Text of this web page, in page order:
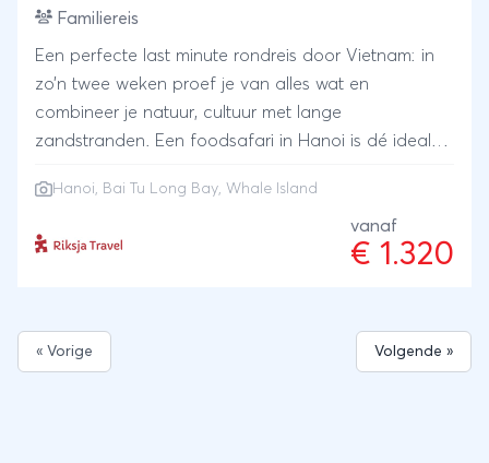
Familiereis
Een perfecte last minute rondreis door Vietnam: in
zo’n twee weken proef je van alles wat en
combineer je natuur, cultuur met lange
zandstranden. Een foodsafari in Hanoi is dé ideale
groene rijstterrassen en sluit je de dag af met een
nacht op een houten boot bij Bai Tu Long. Je
eindigt tropisch, op het kleine Whale Island.
Hanoi, Bai Tu Long Bay, Whale Island
vanaf
€ 1.320
« Vorige Volgende »